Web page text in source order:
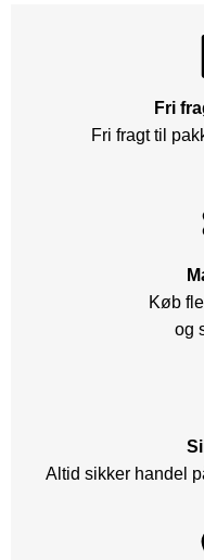
Fri
Fri fragt til
Køb
og
Altid sikker handel